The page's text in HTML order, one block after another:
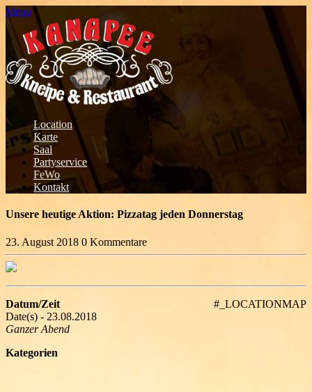
Menu
Location
Karte
Saal
Partyservice
FeWo
Kontakt
Unsere heutige Aktion: Pizzatag jeden Donnerstag
23. August 2018 0 Kommentare
#_LOCATIONMAP
Datum/Zeit
Date(s) - 23.08.2018
Ganzer Abend
Kategorien